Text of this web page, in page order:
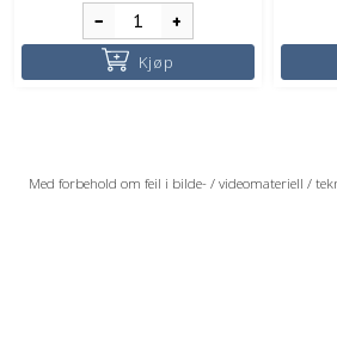
Kjøp
Med forbehold om feil i bilde- / videomateriell /